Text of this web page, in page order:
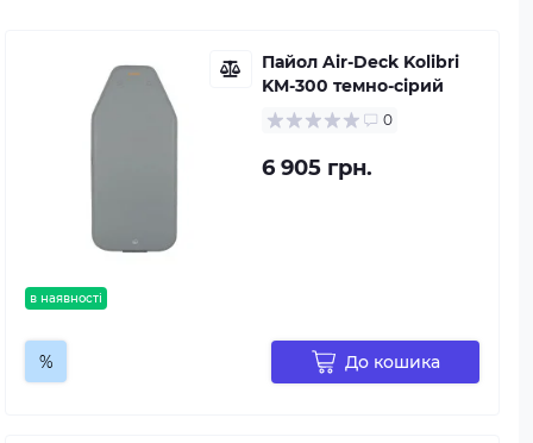
в наявності
Пайол Air-Deck Kolibri
KM-300 темно-сірий
0
6 905 грн.
До кошика
%